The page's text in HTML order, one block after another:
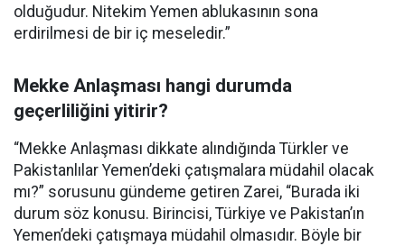
olduğudur. Nitekim Yemen ablukasının sona
erdirilmesi de bir iç meseledir.”
Mekke Anlaşması hangi durumda
geçerliliğini yitirir?
“Mekke Anlaşması dikkate alındığında Türkler ve
Pakistanlılar Yemen’deki çatışmalara müdahil olacak
mı?” sorusunu gündeme getiren Zarei, “Burada iki
durum söz konusu. Birincisi, Türkiye ve Pakistan’ın
Yemen’deki çatışmaya müdahil olmasıdır. Böyle bir